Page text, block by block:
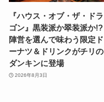
『ハウス・オブ・ザ・ドラ
ゴン』黒装派か翠装派か!?
陣営を選んで味わう限定ド
ーナツ＆ドリンクがチリの
ダンキンに登場
2026年8月3日